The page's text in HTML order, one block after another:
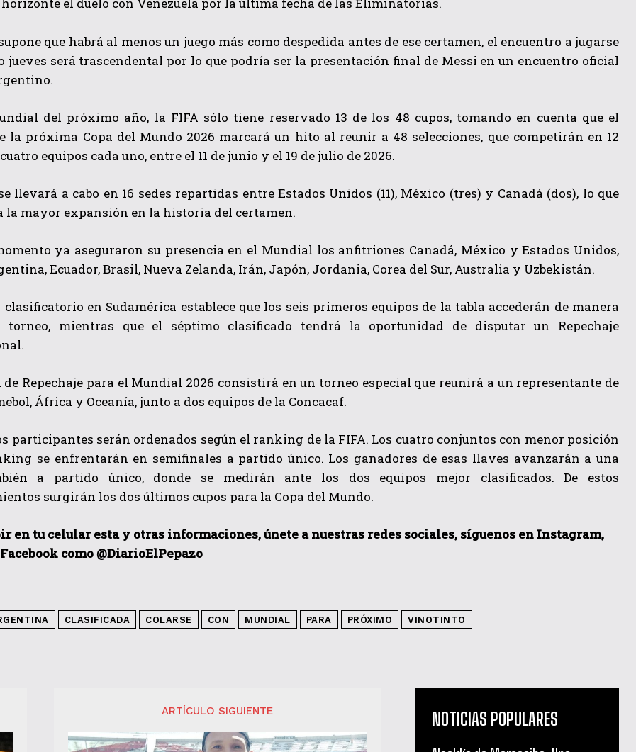
que habrá al menos un juego más como despedida antes de ese certamen, el encuentro a jugarse
jueves será trascendental por lo que podría ser la presentación final de Messi en un encuentro oficial
del próximo año, la FIFA sólo tiene reservado 13 de los 48 cupos, tomando en cuenta que el
la próxima Copa del Mundo 2026 marcará un hito al reunir a 48 selecciones, que competirán en 12
equipos cada uno, entre el 11 de junio y el 19 de julio de 2026.
llevará a cabo en 16 sedes repartidas entre Estados Unidos (11), México (tres) y Canadá (dos), lo que
la mayor expansión en la historia del certamen.
ya aseguraron su presencia en el Mundial los anfitriones Canadá, México y Estados Unidos,
Ecuador, Brasil, Nueva Zelanda, Irán, Japón, Jordania, Corea del Sur, Australia y Uzbekistán.
clasificatorio en Sudamérica establece que los seis primeros equipos de la tabla accederán de manera
torneo, mientras que el séptimo clasificado tendrá la oportunidad de disputar un Repechaje
de Repechaje para el Mundial 2026 consistirá en un torneo especial que reunirá a un representante de
África y Oceanía, junto a dos equipos de la Concacaf.
participantes serán ordenados según el ranking de la FIFA. Los cuatro conjuntos con menor posición
se enfrentarán en semifinales a partido único. Los ganadores de esas llaves avanzarán a una
a partido único, donde se medirán ante los dos equipos mejor clasificados. De estos
surgirán los dos últimos cupos para la Copa del Mundo.
en tu celular esta y otras informaciones, únete a nuestras redes sociales, síguenos en Instagram,
como @DiarioElPepazo
CLASIFICADA COLARSE CON MUNDIAL PARA PRÓXIMO VINOTINTO
ARTÍCULO SIGUIENTE NOTICIAS POPULARES